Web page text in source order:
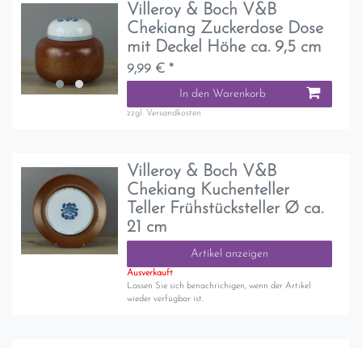
Villeroy & Boch V&B
Chekiang Zuckerdose Dose
mit Deckel Höhe ca. 9,5 cm
9,99 € *
In den Warenkorb
zzgl. Versandkosten
Villeroy & Boch V&B
Chekiang Kuchenteller
Teller Frühstücksteller Ø ca.
21 cm
Artikel anzeigen
Ausverkauft
Lassen Sie sich benachrichigen, wenn der Artikel
wieder verfügbar ist.